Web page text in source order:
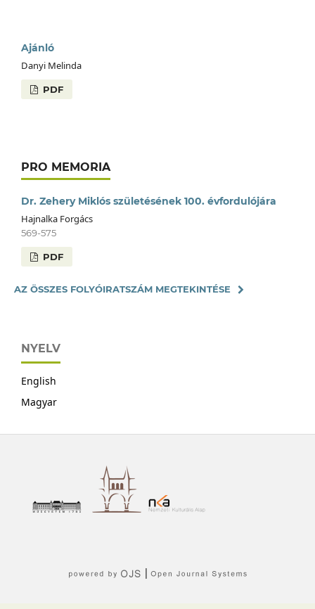
Ajánló
Danyi Melinda
PDF
PRO MEMORIA
Dr. Zehery Miklós születésének 100. évfordulójára
Hajnalka Forgács
569-575
PDF
AZ ÖSSZES FOLYÓIRATSZÁM MEGTEKINTÉSE
NYELV
English
Magyar